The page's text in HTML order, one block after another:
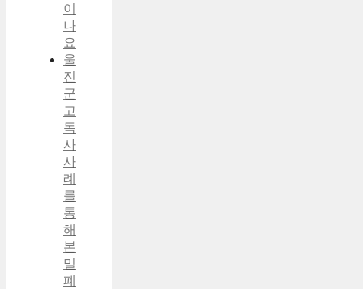
이
나
요
울
진
군
고
독
사
사
례
를
통
해
본
밀
폐